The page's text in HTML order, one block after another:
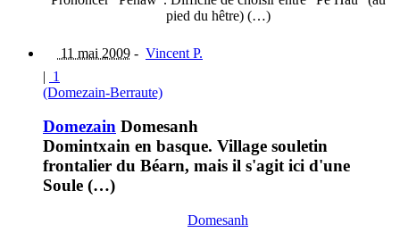
pied du hêtre) (…)
11 mai 2009 - Vincent P.
| 1
(Domezain-Berraute)
Domezain Domesanh
Domintxain en basque. Village souletin
frontalier du Béarn, mais il s'agit ici d'une
Soule (…)
Domesanh